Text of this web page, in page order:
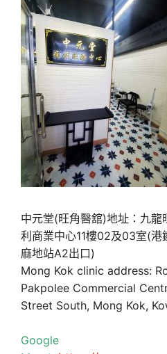
中元堂(旺角醫舘)地址：九龍
利商業中心11樓02及03室(港
麻地站A2出口)
Mong Kok clinic address:
Pakpolee Commercial
Street South, Mong Kok,
Google